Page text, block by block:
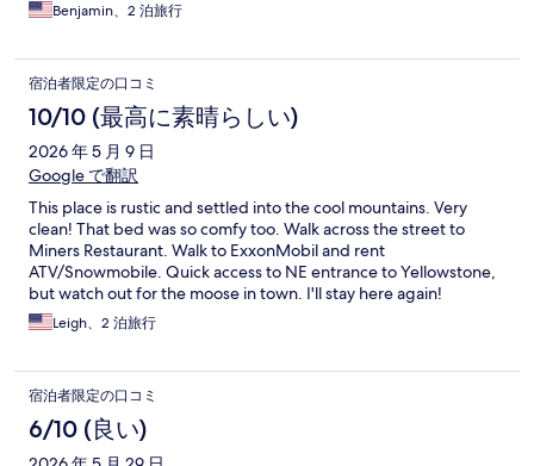
Benjamin、2 泊旅行
宿泊者限定の口コミ
10/10 (最高に素晴らしい)
2026 年 5 月 9 日
Google で翻訳
This place is rustic and settled into the cool mountains. Very
clean! That bed was so comfy too. Walk across the street to
Miners Restaurant. Walk to ExxonMobil and rent
ATV/Snowmobile. Quick access to NE entrance to Yellowstone,
but watch out for the moose in town. I'll stay here again!
Leigh、2 泊旅行
宿泊者限定の口コミ
6/10 (良い)